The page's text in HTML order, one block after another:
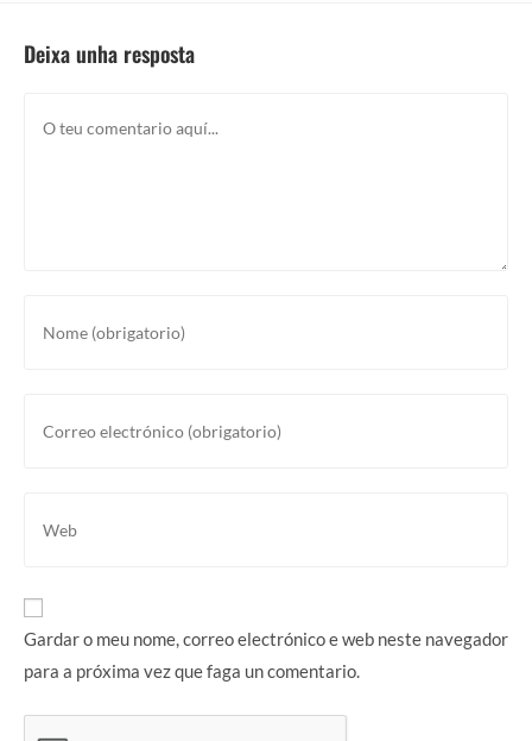
Deixa unha resposta
Gardar o meu nome, correo electrónico e web neste navegador
para a próxima vez que faga un comentario.